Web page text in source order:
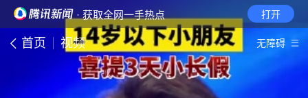
· 获取全网一手热点 打开
首页 视频 无障碍